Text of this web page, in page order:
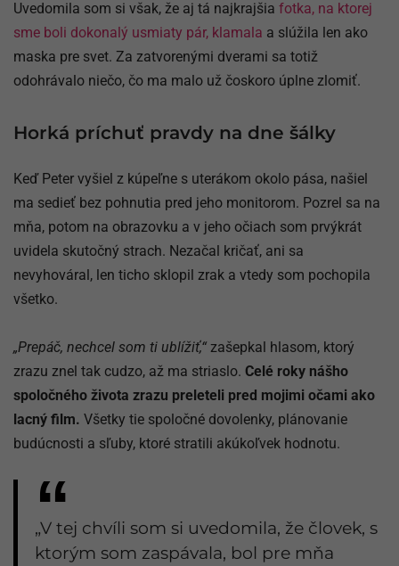
Uvedomila som si však, že aj tá najkrajšia fotka, na ktorej
sme boli dokonalý usmiaty pár, klamala a slúžila len ako
maska pre svet. Za zatvorenými dverami sa totiž
odohrávalo niečo, čo ma malo už čoskoro úplne zlomiť.
Horká príchuť pravdy na dne šálky
Keď Peter vyšiel z kúpeľne s uterákom okolo pása, našiel
ma sedieť bez pohnutia pred jeho monitorom. Pozrel sa na
mňa, potom na obrazovku a v jeho očiach som prvýkrát
uvidela skutočný strach. Nezačal kričať, ani sa
nevyhováral, len ticho sklopil zrak a vtedy som pochopila
všetko.
„Prepáč, nechcel som ti ublížiť,“ zašepkal hlasom, ktorý
zrazu znel tak cudzo, až ma striaslo. Celé roky nášho
spoločného života zrazu preleteli pred mojimi očami ako
lacný film. Všetky tie spoločné dovolenky, plánovanie
budúcnosti a sľuby, ktoré stratili akúkoľvek hodnotu.
„V tej chvíli som si uvedomila, že človek, s
ktorým som zaspávala, bol pre mňa